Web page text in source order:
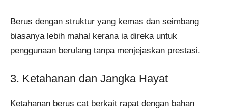
Berus dengan struktur yang kemas dan seimbang
biasanya lebih mahal kerana ia direka untuk
penggunaan berulang tanpa menjejaskan prestasi.
3. Ketahanan dan Jangka Hayat
Ketahanan berus cat berkait rapat dengan bahan